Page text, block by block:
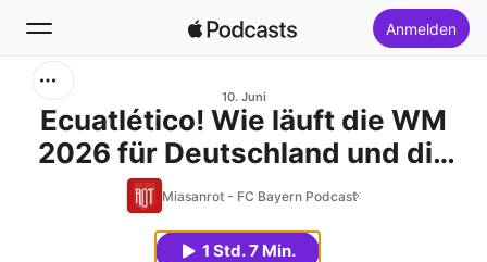
Anmelden
Startseite
10. Juni
Ecuatlético! Wie läuft die WM
2026 für Deutschland und die
Favoriten?
Miasanrot - FC Bayern Podcast
1 Std. 7 Min.